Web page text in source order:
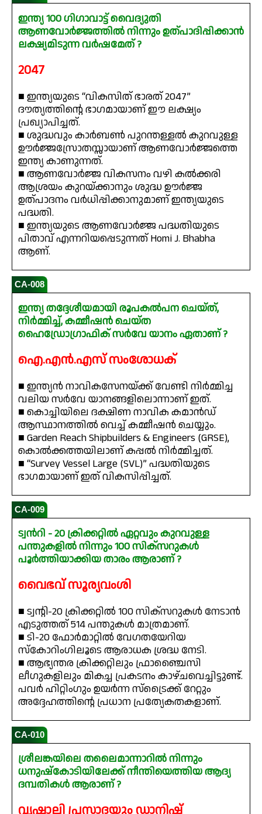
ഇന്ത്യ 100 ഗിഗാവാട്ട് വൈദ്യുതി
ആണവോർജ്ജത്തിൽ നിന്നും ഉത്പാദിപ്പിക്കാൻ
ലക്ഷ്യമിടുന്ന വർഷമേത് ?
2047
■ ഇന്ത്യയുടെ “വികസിത് ഭാരത് 2047”
ദൗത്യത്തിന്റെ ഭാഗമായാണ് ഈ ലക്ഷ്യം
പ്രഖ്യാപിച്ചത്.
■ ശുദ്ധവും കാർബൺ പുറന്തള്ളൽ കുറവുള്ള
ഊർജ്ജസ്രോതസ്സായാണ് ആണവോർജ്ജത്തെ
ഇന്ത്യ കാണുന്നത്.
■ ആണവോർജ്ജ വികസനം വഴി കൽക്കരി
ആശ്രയം കുറയ്ക്കാനും ശുദ്ധ ഊർജ്ജ
ഉത്പാദനം വർധിപ്പിക്കാനുമാണ് ഇന്ത്യയുടെ
പദ്ധതി.
■ ഇന്ത്യയുടെ ആണവോർജ്ജ പദ്ധതിയുടെ
പിതാവ് എന്നറിയപ്പെടുന്നത് Homi J. Bhabha
ആണ്.
CA-008
ഇന്ത്യ തദ്ദേശീയമായി രൂപകൽപന ചെയ്ത്,
നിർമ്മിച്ച്, കമ്മീഷൻ ചെയ്ത
ഹൈഡ്രോഗ്രാഫിക് സർവേ യാനം ഏതാണ് ?
ഐ.എൻ.എസ് സംശോധക്
■ ഇന്ത്യൻ നാവികസേനയ്ക്ക് വേണ്ടി നിർമ്മിച്ച
വലിയ സർവേ യാനങ്ങളിലൊന്നാണ് ഇത്.
■ കൊച്ചിയിലെ ദക്ഷിണ നാവിക കമാൻഡ്
ആസ്ഥാനത്തിൽ വെച്ച് കമ്മീഷൻ ചെയ്യും.
■ Garden Reach Shipbuilders & Engineers (GRSE),
കൊൽക്കത്തയിലാണ് കപ്പൽ നിർമ്മിച്ചത്.
■ “Survey Vessel Large (SVL)” പദ്ധതിയുടെ
ഭാഗമായാണ് ഇത് വികസിപ്പിച്ചത്.
CA-009
ട്വൻറി - 20 ക്രിക്കറ്റിൽ ഏറ്റവും കുറവുള്ള
പന്തുകളിൽ നിന്നും 100 സിക്‌സറുകൾ
പൂർത്തിയാക്കിയ താരം ആരാണ് ?
വൈഭവ് സൂര്യവംശി
■ ട്വന്റി-20 ക്രിക്കറ്റിൽ 100 സിക്‌സറുകൾ നേടാൻ
എടുത്തത് 514 പന്തുകൾ മാത്രമാണ്.
■ ടി-20 ഫോർമാറ്റിൽ വേഗതയേറിയ
സ്കോറിംഗിലൂടെ ആരാധക ശ്രദ്ധ നേടി.
■ ആഭ്യന്തര ക്രിക്കറ്റിലും ഫ്രാഞ്ചൈസി
ലീഗുകളിലും മികച്ച പ്രകടനം കാഴ്ചവെച്ചിട്ടുണ്ട്.
പവർ ഹിറ്റിംഗും ഉയർന്ന സ്ട്രൈക്ക് റേറ്റും
അദ്ദേഹത്തിന്റെ പ്രധാന പ്രത്യേകതകളാണ്.
CA-010
ശ്രീലങ്കയിലെ തലൈമാന്നാറിൽ നിന്നും
ധനുഷ്കോടിയിലേക്ക് നീന്തിയെത്തിയ ആദ്യ
ദമ്പതികൾ ആരാണ് ?
വൃഷാലി പ്രസാദയും ഡാനിഷ്